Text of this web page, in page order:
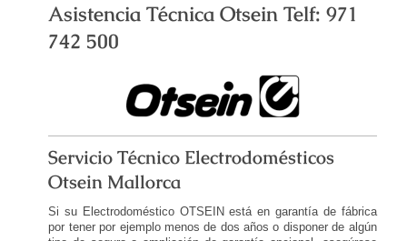
Asistencia Técnica Otsein Telf: 971
742 500
Servicio Técnico Electrodomésticos
Otsein Mallorca
Si su Electrodoméstico OTSEIN está en garantía de fábrica
por tener por ejemplo menos de dos años o disponer de algún